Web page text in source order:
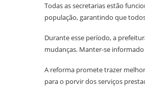
Todas as secretarias estão
população, garantindo que
Durante esse período, a
mudanças. Manter-se
A reforma promete trazer
para o porvir dos serviços